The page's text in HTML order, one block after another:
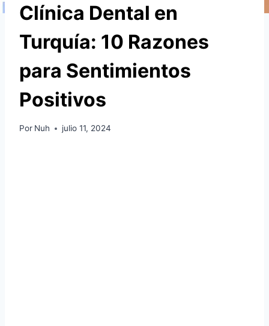
Clínica Dental en
Turquía: 10 Razones
para Sentimientos
Positivos
Por Nuh julio 11, 2024